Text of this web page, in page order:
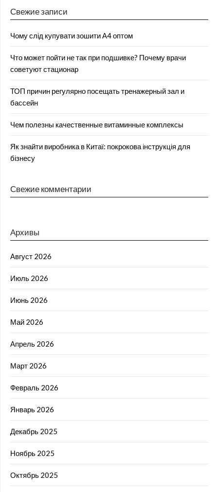
Свежие записи
Чому слід купувати зошити А4 оптом
Что может пойти не так при подшивке? Почему врачи
советуют стационар
ТОП причин регулярно посещать тренажерный зал и
бассейн
Чем полезны качественные витаминные комплексы
Як знайти виробника в Китаї: покрокова інструкція для
бізнесу
Свежие комментарии
Архивы
Август 2026
Июль 2026
Июнь 2026
Май 2026
Апрель 2026
Март 2026
Февраль 2026
Январь 2026
Декабрь 2025
Ноябрь 2025
Октябрь 2025